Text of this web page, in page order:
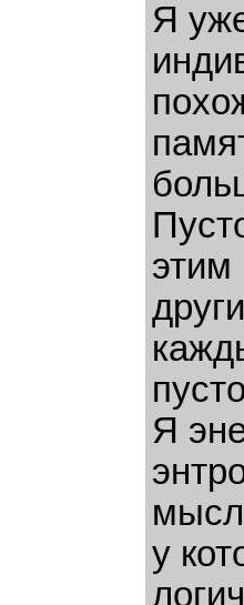
Я
этим
Я
у